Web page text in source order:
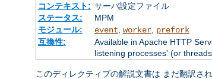
コンテキスト: サーバ設定ファイル
ステータス:
MPM
モジュール:
event worker, prefork
互換性:
Available in Apache HTTP
listening processes' (or
このディレクティブの解説文書は まだ翻訳さ